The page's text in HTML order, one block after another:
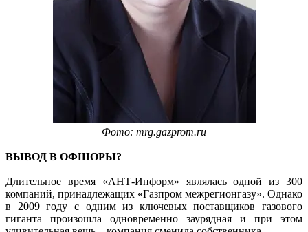
Фото: mrg.gazprom.ru
ВЫВОД В ОФШОРЫ?
Длительное время «АНТ-Информ» являлась одной из 300
компаний, принадлежащих «Газпром межрегионгазу». Однако
в 2009 году с одним из ключевых поставщиков газового
гиганта произошла одновременно заурядная и при этом